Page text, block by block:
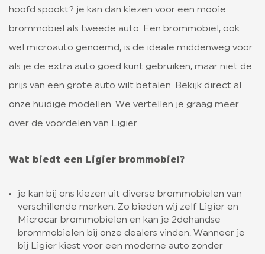
VERZEKERING
WETGEVING
LIGIER GROUP
CONTACT
hoofd spookt? je kan dan kiezen voor een mooie
brommobiel als tweede auto. Een brommobiel, ook
wel microauto genoemd, is de ideale middenweg voor
als je de extra auto goed kunt gebruiken, maar niet de
prijs van een grote auto wilt betalen. Bekijk direct al
onze huidige modellen. We vertellen je graag meer
over de voordelen van Ligier.
Wat biedt een Ligier brommobiel?
je kan bij ons kiezen uit diverse brommobielen van
verschillende merken. Zo bieden wij zelf Ligier en
Microcar brommobielen en kan je 2dehandse
brommobielen bij onze dealers vinden. Wanneer je
bij Ligier kiest voor een moderne auto zonder